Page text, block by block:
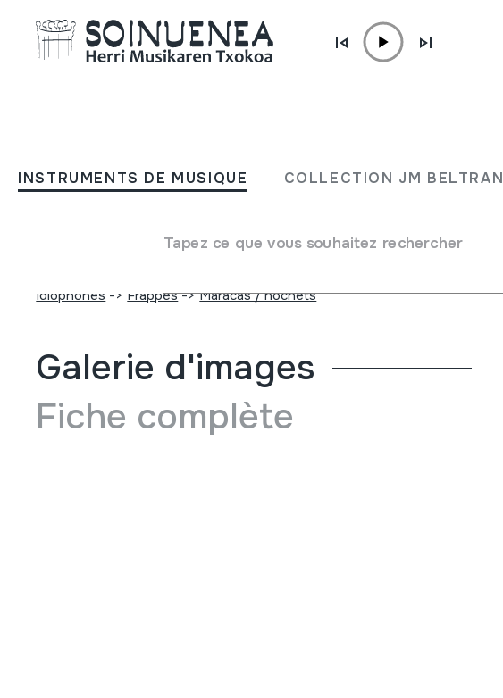
INSTRUMENTS DE MUSIQUE COLLECTION JM BELTRAN
Tapez ce que vous souhaitez rechercher
Enciclopedia della musica sarda.
Francesco Casu;Marco Lutzu;
Idiophones -> Frappés->Maracas / hochets
Galerie d'images
Fiche complète